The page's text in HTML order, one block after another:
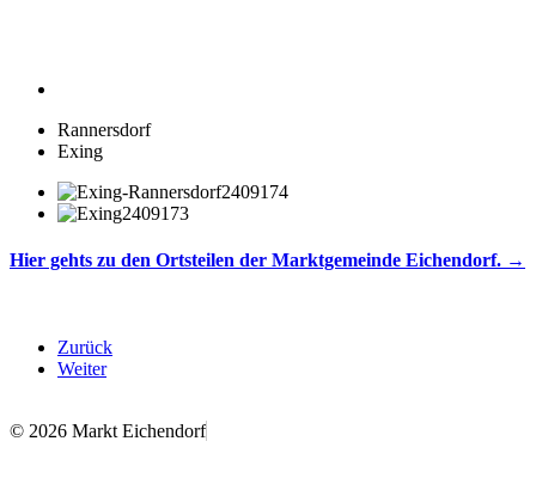
Rannersdorf
Exing
Hier gehts zu den Ortsteilen der Marktgemeinde Eichendorf. →
Zurück
Weiter
© 2026 Markt Eichendorf